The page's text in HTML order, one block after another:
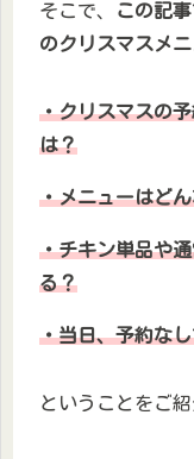
そこで、
この記
のクリスマスメ
・クリスマスの
は？
・メニューはど
・チキン単品や
る？
・当日、予約な
ということをご紹